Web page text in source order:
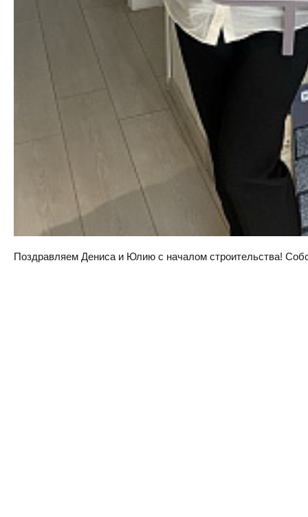
Поздравляем Дениса и Юлию с началом строительства!